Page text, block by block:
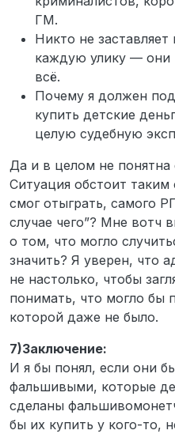
ГМ.
Никто не
каждую улику — они
всё.
Почему я должен
купить детские
целую судебную
Да и в целом не понятна
Ситуация обстоит
смог отыграть, самого
случае чего”? Мне вотч
о том, что могло
значить? Я уверен, что
не настолько, чтобы
понимать, что могло бы
которой даже не было.
7)Заключение:
И я бы понял, если они
фальшивыми, которые
сделаны
бы их купить у кого-то,